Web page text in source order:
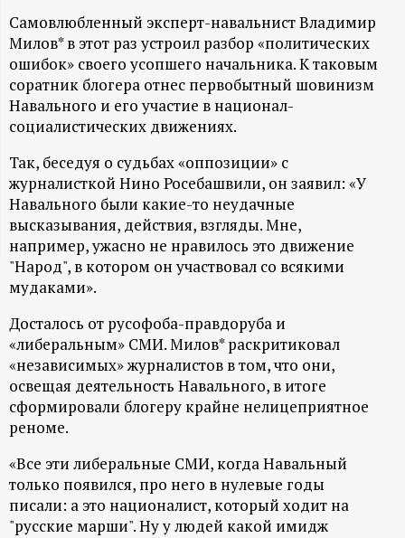
н
ф
о
р
м
а
ц
и
о
н
н
ы
Самовлюбленный эксперт-навальнист Владимир
Милов* в этот раз устроил разбор «политических
ошибок» своего усопшего начальника. К таковым
соратник блогера отнес первобытный шовинизм
Навального и его участие в национал-
социалистических движениях.
Так, беседуя о судьбах «оппозиции» с
журналисткой Нино Росебашвили, он заявил: «У
Навального были какие-то неудачные
высказывания, действия, взгляды. Мне,
например, ужасно не нравилось это движение
"Народ", в котором он участвовал со всякими
мудаками».
Досталось от русофоба-правдоруба и
«либеральным» СМИ. Милов* раскритиковал
«независимых» журналистов в том, что они,
освещая деятельность Навального, в итоге
сформировали блогеру крайне нелицеприятное
реноме.
«Все эти либеральные СМИ, когда Навальный
только появился, про него в нулевые годы
писали: а это националист, который ходит на
"русские марши". Ну у людей какой имидж